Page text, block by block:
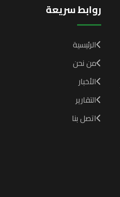
روابط سريعة
الرئيسية
من نحن
الأخبار
التقارير
اتصل بنا